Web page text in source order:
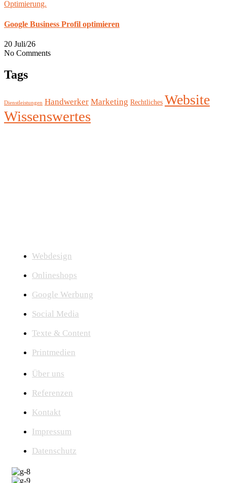
Google Business Profil optimieren
20 Juli/26
No Comments
Tags
Dienstleistungen Handwerker Marketing Rechtliches Website
Wissenswertes
Webdesign
Onlineshops
Google Werbung
Social Media
Texte & Content
Printmedien
Über uns
Referenzen
Kontakt
Impressum
Datenschutz